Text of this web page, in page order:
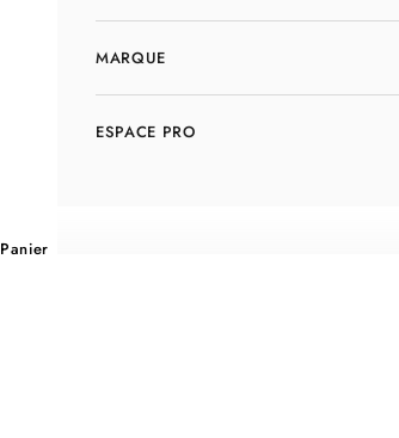
MARQUE
ESPACE PRO
Panier